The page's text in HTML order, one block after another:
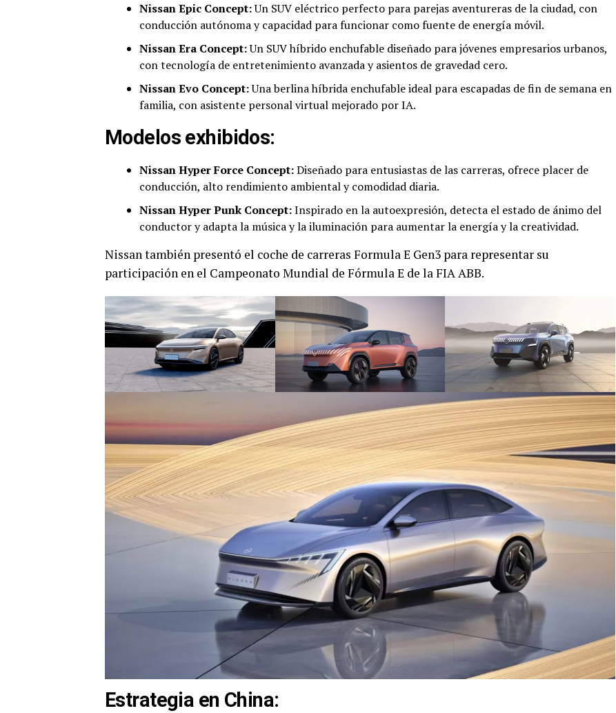
Nissan Epic Concept:Un SUV eléctrico perfecto para parejas aventureras de la ciudad, con
conducción autónoma y capacidad para funcionar como fuente de energía móvil.
Nissan Era Concept:Un SUV híbrido enchufable diseñado para jóvenes empresarios urbanos,
con tecnología de entretenimiento avanzada y asientos de gravedad cero.
Nissan Evo Concept:Una berlina híbrida enchufable ideal para escapadas de fin de semana en
familia, con asistente personal virtual mejorado por IA.
Modelos exhibidos:
Nissan Hyper Force Concept:Diseñado para entusiastas de las carreras, ofrece placer de
conducción, alto rendimiento ambiental y comodidad diaria.
Nissan Hyper Punk Concept:Inspirado en la autoexpresión, detecta el estado de ánimo del
conductor y adapta la música y la iluminación para aumentar la energía y la creatividad.
Nissan también presentó el coche de carreras Formula E Gen3 para representar su
participación en el Campeonato Mundial de Fórmula E de la FIA ABB.
Estrategia en China: